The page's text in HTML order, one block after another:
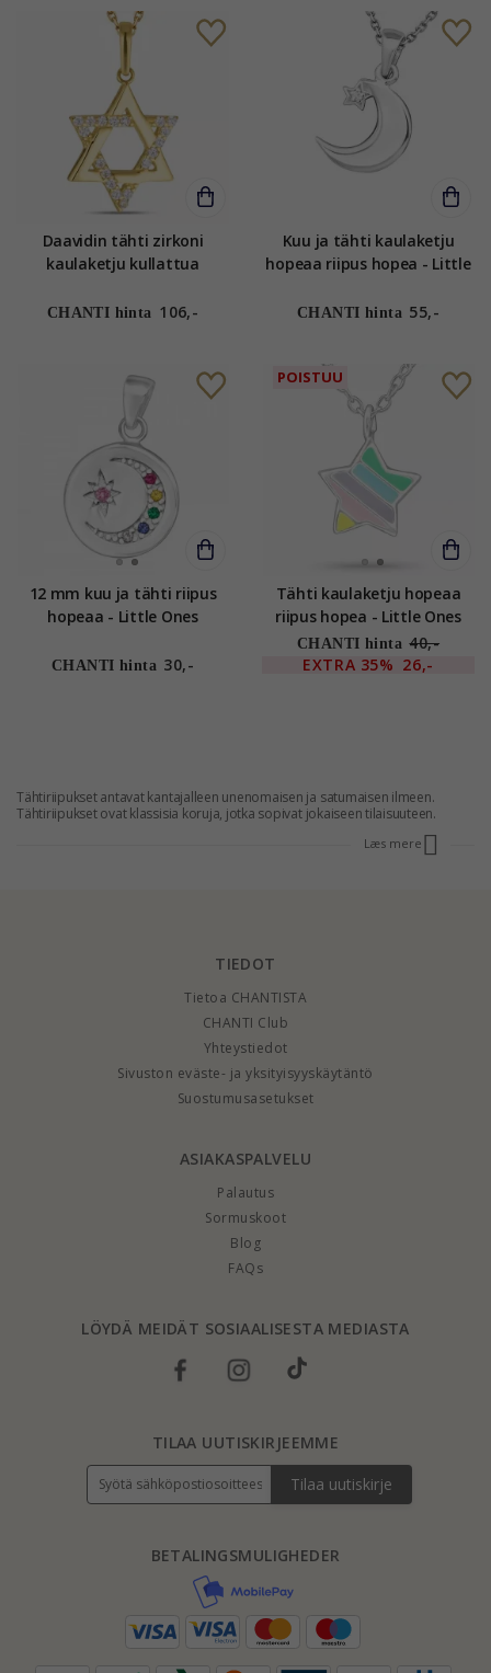
Daavidin tähti zirkoni
kaulaketju kullattua
kultaa - Gold Collection
CHANTI hinta 106,-
Kuu ja tähti kaulaketju
hopeaa riipus hopea - Little
CHANTI hinta 55,-
12 mm kuu ja tähti riipus
hopeaa - Little Ones
CHANTI hinta 30,-
POISTUU
Tähti kaulaketju hopeaa
riipus hopea - Little Ones
CHANTI hinta 40,-
EXTRA 35% 26,-
Tähtiriipukset antavat kantajalleen unenomaisen ja satumaisen ilmeen.
Tähtiriipukset ovat klassisia koruja, jotka sopivat jokaiseen tilaisuuteen.
Læs mere
TIEDOT
Tietoa CHANTISTA
CHANTI Club
Yhteystiedot
Sivuston eväste- ja yksityisyyskäytäntö
Suostumusasetukset
ASIAKASPALVELU
Palautus
Sormuskoot
Blog
FAQs
LÖYDÄ MEIDÄT SOSIAALISESTA MEDIASTA
BETALINGSMULIGHEDER
TILAA UUTISKIRJEEMME
Tilaa uutiskirje